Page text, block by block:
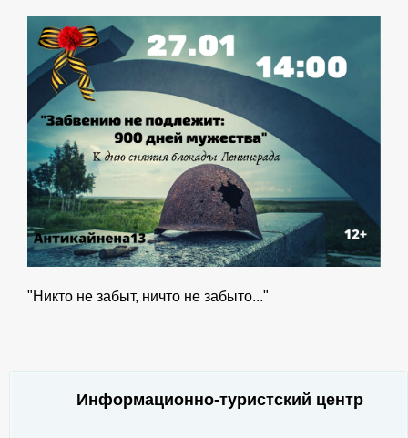
"Никто не забыт, ничто не забыто..."
Информационно-туристский центр